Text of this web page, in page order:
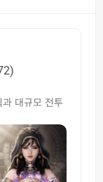
대규모 전투